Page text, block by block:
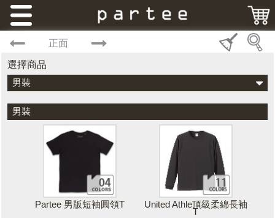
正面
選擇商品
男裝
男裝
Partee 男版短袖圓領T United Athle頂級柔綿長袖
T